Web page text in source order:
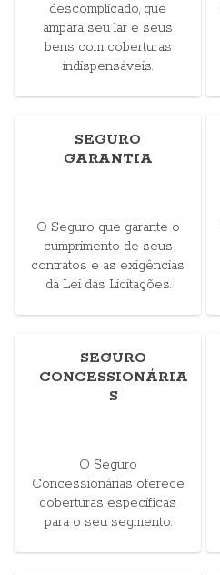
descomplicado, que
ampara seu lar e seus
bens com coberturas
indispensáveis.
SEGURO
GARANTIA
O Seguro que garante o
cumprimento de seus
contratos e as exigências
da Lei das Licitações.
SEGURO
CONCESSIONÁRIA
S
O Seguro
Concessionárias oferece
coberturas específicas
para o seu segmento.